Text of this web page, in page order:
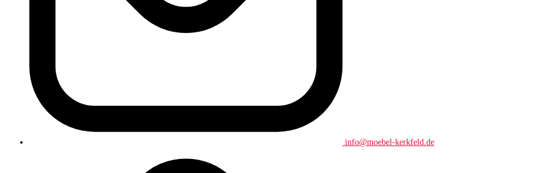
info@moebel-kerkfeld.de